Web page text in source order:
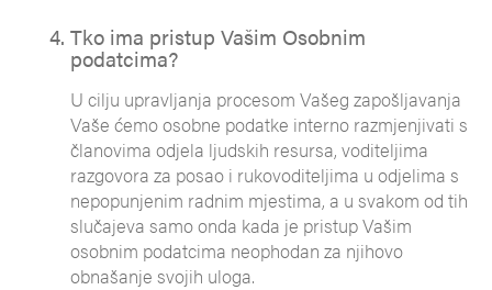
Tko ima pristup Vašim Osobnim
podatcima?
U cilju upravljanja procesom Vašeg zapošljavanja
Vaše ćemo osobne podatke interno razmjenjivati s
članovima odjela ljudskih resursa, voditeljima
razgovora za posao i rukovoditeljima u odjelima s
nepopunjenim radnim mjestima, a u svakom od tih
slučajeva samo onda kada je pristup Vašim
osobnim podatcima neophodan za njihovo
obnašanje svojih uloga.